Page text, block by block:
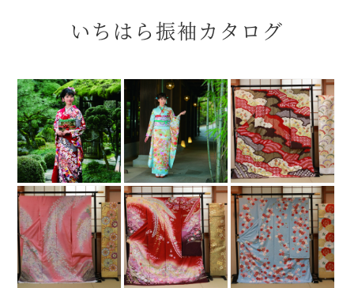
いちはら振袖カタログ